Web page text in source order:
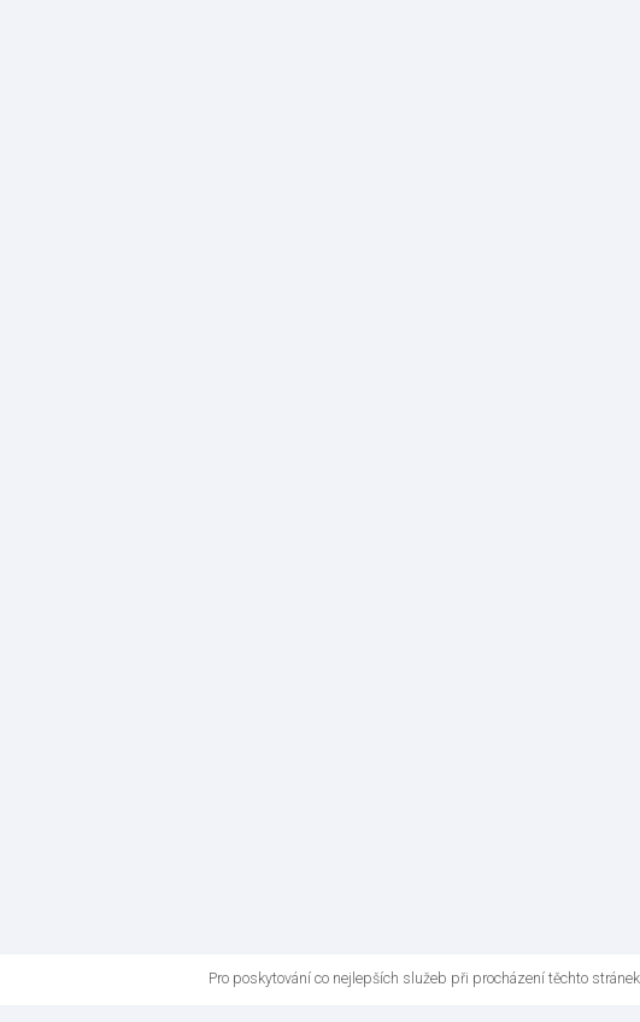
Pro poskytování co nejlepších služeb při procházení těchto